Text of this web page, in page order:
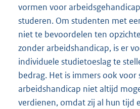
vormen voor
studeren. Om studenten met
niet te bevoordelen ten
zonder arbeidshandicap, is er
individuele studietoeslag te
bedrag. Het is immers ook
arbeidshandicap niet altijd
verdienen, omdat zij al hun tijd